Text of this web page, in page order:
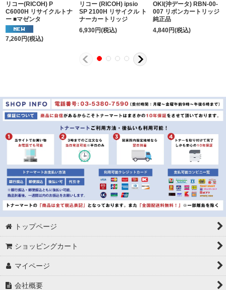
リコー(RICOH) P
C6000H リサイクルトナ
ー ■マゼンタ
7,260円(税込)
リコー (RICOH) ipsio
SP 2100H リサイクル ト
ナーカートリッジ
6,930円(税込)
OKI(沖データ) RBN-00-
007 リボンカートリッジ
純正品
4,840円(税込)
トップページ
ショッピングカート
マイページ
会社概要